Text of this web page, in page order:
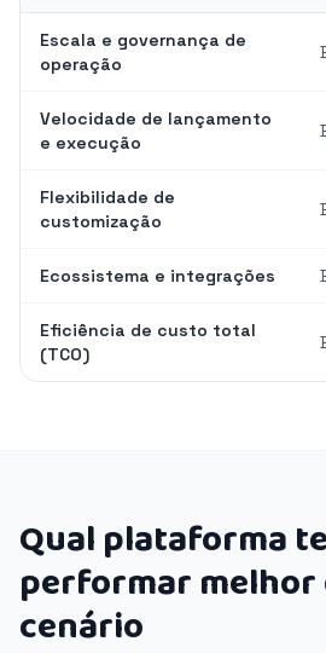
Escala e governança de
operação
Velocidade de lançamento
e execução
Flexibilidade de
customização
Ecossistema e integrações
Eficiência de custo total
(TCO)
Qual plataforma
performar melhor
cenário